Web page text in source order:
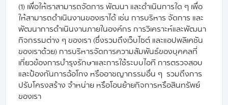
(1) เพื่อให้เราสามารถจัดการ พัฒนา และดำเนินการใด ๆ เพื่อ
ให้สามารถดำเนินงานของเราได้ เช่น การบริหาร จัดการ และ
พัฒนาการดำเนินงานภายในองค์กร การวิเคราะห์และพัฒนา
กิจกรรมต่าง ๆ ของเรา (ซึ่งรวมถึงเว็บไซต์ และแอปพลิเคชัน
ของเราด้วย) การบริหารจัดการความสัมพันธ์ของบุคคลที่
เกี่ยวข้องการบำรุงรักษาและการใช้ระบบไอที การตรวจสอบ
และป้องกันการฉ้อโกง หรืออาชญากรรมอื่น ๆ รวมถึงการ
ปรับโครงสร้าง จำหน่าย หรือโอนย้ายกิจการหรือสินทรัพย์
ของเรา